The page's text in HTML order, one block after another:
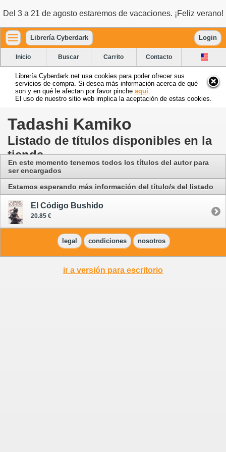
Del 3 a 21 de agosto estaremos de vacaciones. ¡Feliz verano!
Librería Cyberdark Login
Inicio Buscar Carrito Contacto
Librería Cyberdark.net usa cookies para poder ofrecer sus
servicios de compra. Si desea más información acerca de qué
son y en qué le afectan por favor pinche aquí
El uso de nuestro sitio web implica la aceptación de estas cookies.
Tadashi Kamiko
Listado de títulos disponibles en la
tienda
En este momento tenemos todos los títulos del autor para
ser encargados
Estamos esperando más información del título/s del listado
El Código Bushido
20.85 €
legal condiciones nosotros
ir a versión para escritorio